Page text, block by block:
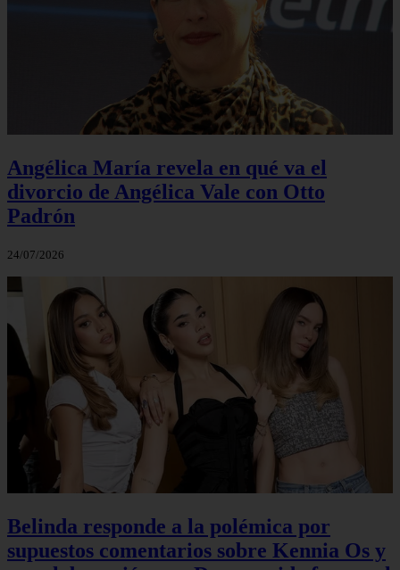
Angélica María revela en qué va el
divorcio de Angélica Vale con Otto
Padrón
24/07/2026
Belinda responde a la polémica por
supuestos comentarios sobre Kennia Os y